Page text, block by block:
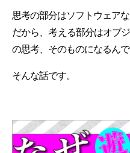
思考の部分はソフトウェアな
だから、考える部分はオブ
の思考、そのものになるんで
そんな話です。